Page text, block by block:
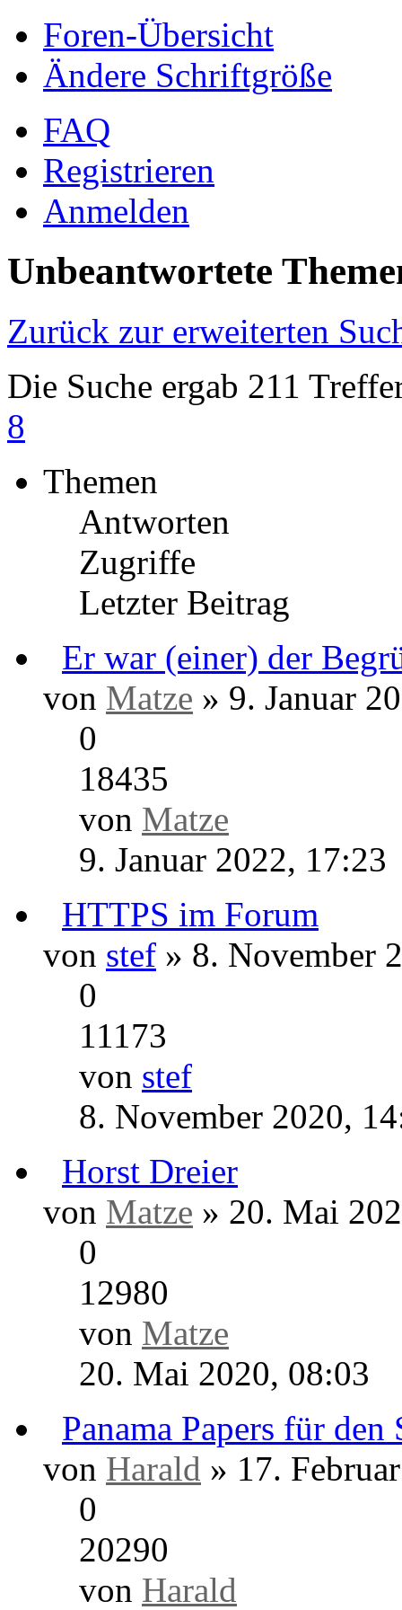
Foren-Übersicht
Ändere Schriftgröße
FAQ
Registrieren
Anmelden
Unbeantwortete
Zurück zur erweiterten
Die Suche ergab 211
8
Themen
Antworten
Zugriffe
Letzter Beitrag
Kulturepoche ...
vonMatze» 9. Januar
0
18435
von
9. Januar 2022, 17:23
HTTPS im
von stef» 8. November
0
11173
vonstef
8. November 2020,